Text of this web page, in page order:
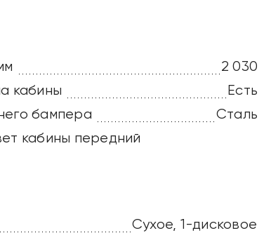
2 030
кабины
Есть
бампера
Сталь
кабины передний
Сухое, 1-дисковое